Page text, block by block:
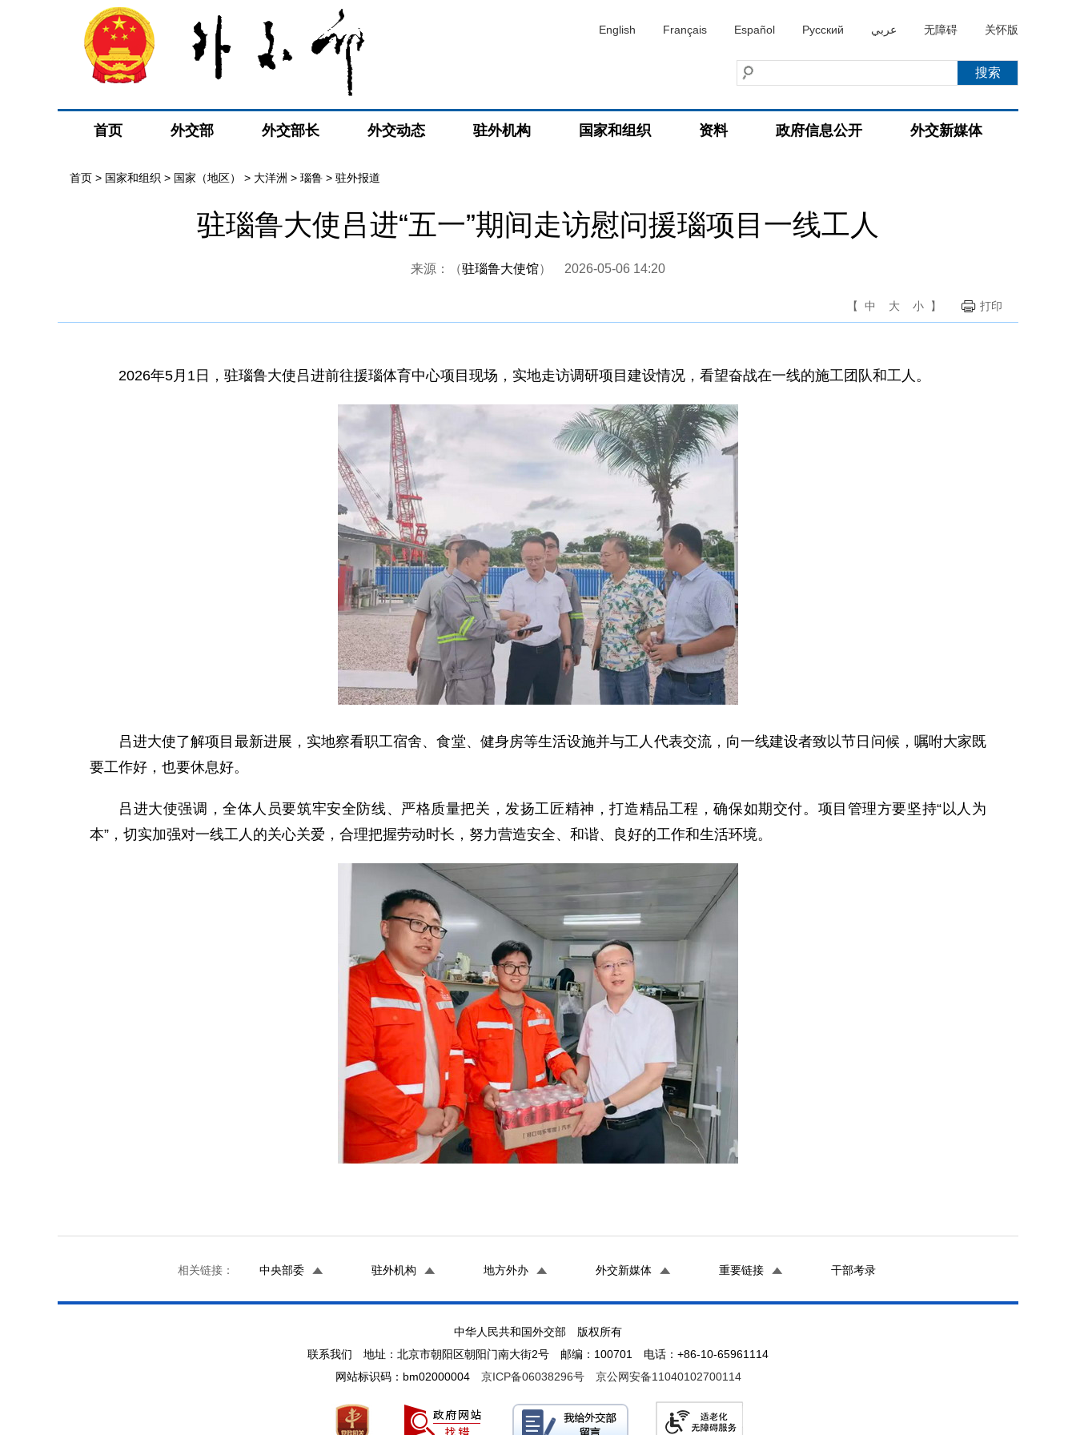
English Français Español Русский عربي 无障碍 关怀版
首页 外交部 外交部长 外交动态 驻外机构 国家和组织 资料 政府信息公开 外交新媒体
首页 > 国家和组织 > 国家（地区） > 大洋洲 > 瑙鲁 > 驻外报道
驻瑙鲁大使吕进“五一”期间走访慰问援瑙项目一线工人
来源：（驻瑙鲁大使馆） 2026-05-06 14:20
【 中 大 小 】 打印
2026年5月1日，驻瑙鲁大使吕进前往援瑙体育中心项目现场，实地走访调研项目建设情况，看望奋战在一线的施工团队和工人。
吕进大使了解项目最新进展，实地察看职工宿舍、食堂、健身房等生活设施并与工人代表交流，向一线建设者致以节日问候，嘱咐大家既
要工作好，也要休息好。
吕进大使强调，全体人员要筑牢安全防线、严格质量把关，发扬工匠精神，打造精品工程，确保如期交付。项目管理方要坚持“以人为
本”，切实加强对一线工人的关心关爱，合理把握劳动时长，努力营造安全、和谐、良好的工作和生活环境。
相关链接： 中央部委 驻外机构 地方外办 外交新媒体 重要链接 干部考录
中华人民共和国外交部 版权所有
联系我们 地址：北京市朝阳区朝阳门南大街2号 邮编：100701 电话：+86-10-65961114
网站标识码：bm02000004 京ICP备06038296号 京公网安备11040102700114